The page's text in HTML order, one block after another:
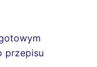
przepisu